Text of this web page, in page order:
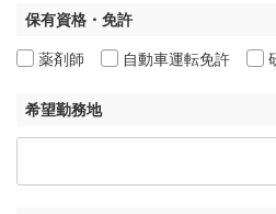
保有資格・免許
薬剤師 自動車運転免許
希望勤務地